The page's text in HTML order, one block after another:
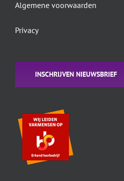
Algemene voorwaarden
Privacy
INSCHRIJVEN NIEUWSBRIEF